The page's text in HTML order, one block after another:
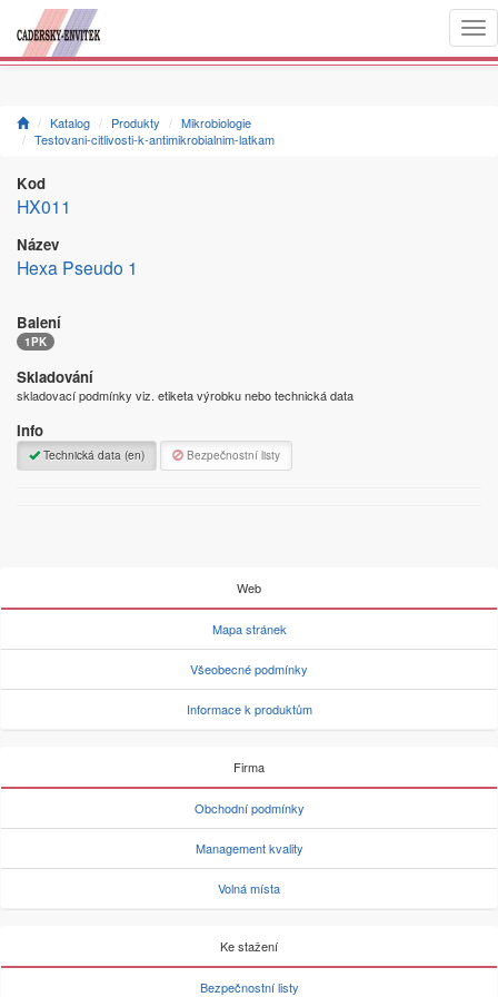
Katalog Produkty
Mikrobiologie
Testovani-citlivosti-k-antimikrobialnim-latkam
Kod
HX011
Název
Hexa Pseudo 1
Balení
1PK
Skladování
skladovací podmínky viz. etiketa výrobku nebo technická data
Info
Technická data (en) Bezpečnostní listy
Web
Mapa stránek
Všeobecné podmínky
Informace k produktům
Firma
Obchodní podmínky
Management kvality
Volná místa
Ke stažení
Bezpečnostní listy